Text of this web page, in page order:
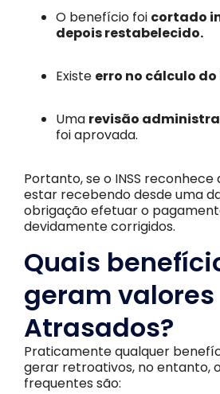
O benefício foi cortado
depois restabelecido.
Existe erro no cálculo
Uma revisão
foi aprovada.
Portanto, se o INSS
estar recebendo desde uma
obrigação efetuar o
devidamente corrigidos.
Quais
geram valores
Atrasados?
Praticamente qualquer
gerar retroativos, no entanto,
frequentes são: